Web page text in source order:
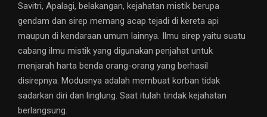
Savitri, Apalagi, belakangan, kejahatan mistik berupa
gendam dan sirep memang acap tejadi di kereta api
maupun di kendaraan umum lainnya. Ilmu sirep yaitu suatu
cabang ilmu mistik yang digunakan penjahat untuk
menjarah harta benda orang-orang yang berhasil
disirepnya. Modusnya adalah membuat korban tidak
sadarkan diri dan linglung. Saat itulah tindak kejahatan
berlangsung.